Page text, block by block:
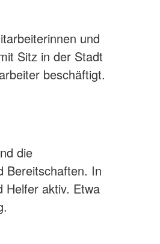
und
Sitz in der Stadt
beschäftigt.
die
Bereitschaften. In
Helfer aktiv. Etwa